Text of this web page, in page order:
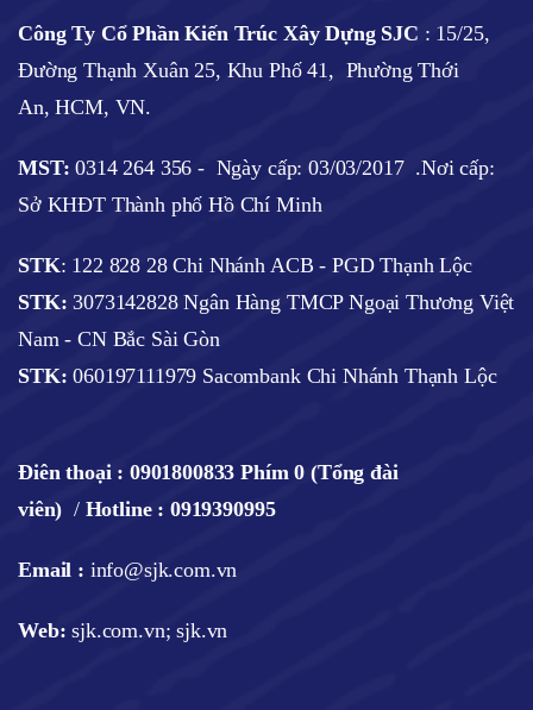
Công Ty Cổ Phần Kiến Trúc Xây Dựng SJC : 15/25,
Đường Thạnh Xuân 25, Khu Phố 41, Phường Thới
An, HCM, VN.
MST:0314 264 356 - Ngày cấp: 03/03/2017 .Nơi cấp:
Sở KHĐT Thành phố Hồ Chí Minh
STK: 122 828 28 Chi Nhánh ACB - PGD Thạnh Lộc
STK: 3073142828 Ngân Hàng TMCP Ngoại Thương Việt
Nam - CN Bắc Sài Gòn
STK:060197111979 Sacombank Chi Nhánh Thạnh Lộc
Điên thoại : 0901800833 Phím 0 (Tổng đài
viên) / Hotline : 0919390995
Email : info@sjk.com.vn
Web: sjk.com.vn; sjk.vn